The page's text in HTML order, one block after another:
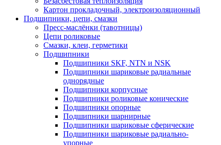
Картон прокладочный, электроизоляционный
Подшипники, цепи, смазки
Пресс-маслёнки (тавотницы)
Цепи роликовые
Смазки, клеи, герметики
Подшипники
Подшипники SKF, NTN и NSK
Подшипники шариковые радиальные
однорядные
Подшипники корпусные
Подшипники роликовые конические
Подшипники опорные
Подшипники шарнирные
Подшипники шариковые сферические
Подшипники шариковые радиально-
упорные